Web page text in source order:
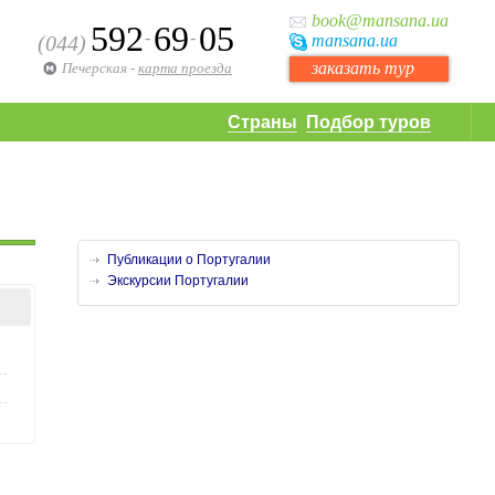
book@mansana.ua
mansana.ua
заказать тур
(044) 592- 69- 05
Печерская - карта проезда
Страны Подбор туров
Публикации о Португалии
Экскурсии Португалии